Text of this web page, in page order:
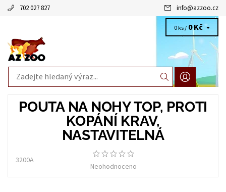
702 027 827 info@azzoo.cz
0 ks / 0 Kč
POUTA NA NOHY TOP, PROTI
KOPÁNÍ KRAV,
NASTAVITELNÁ
3200A
Neohodnoceno